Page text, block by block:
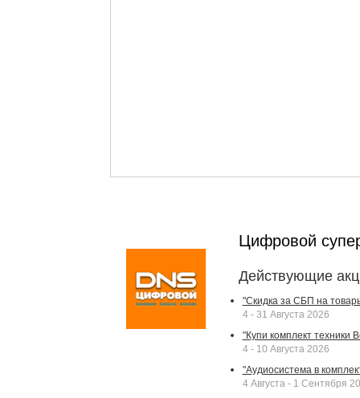
Цифровой
Действующие
"Скидка за СБП на
4 - 31 Августа 2026
"Купи комплект техники
4 - 10 Августа 2026
"Аудиосистема в
4 Августа - 1 Сентября